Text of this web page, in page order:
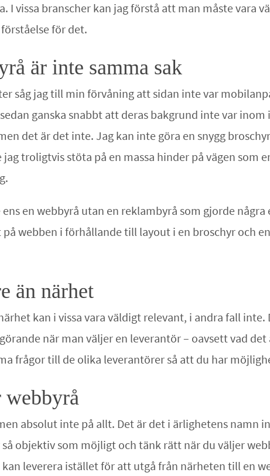
I vissa branscher kan jag förstå att man måste vara
för det.
är inte samma sak
såg jag till min förvåning att sidan inte var
ganska snabbt att deras bakgrund inte var
det är det inte. Jag kan inte göra en snygg
troligtvis stöta på en massa hinder på vägen som
en webbyrå utan en reklambyrå som gjorde några
webben i förhållande till layout i en broschyr och
än närhet
kan i vissa vara väldigt relevant, i andra fall
när man väljer en leverantör – oavsett vad
frågor till de olika leverantörer så att du har
webbyrå
absolut inte på allt. Det är det i ärlighetens namn
objektiv som möjligt och tänk rätt när du väljer
leverera istället för att utgå från närheten till en